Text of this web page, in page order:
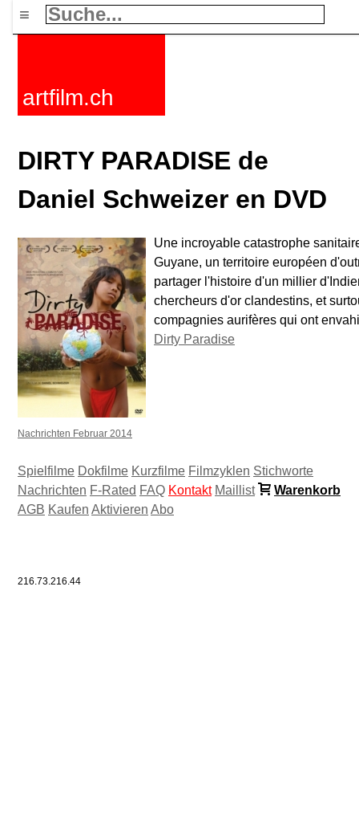
≡
artfilm.ch
DIRTY PARADISE de
Daniel Schweizer en DVD
Une incroyable catastrophe
Guyane, un territoire européen
partager l'histoire d'un millier
chercheurs d'or clandestins, et
compagnies aurifères qui ont
Dirty Paradise
Nachrichten Februar 2014
Spielfilme Dokfilme Kurzfilme Filmzyklen Stichworte
Nachrichten F-Rated FAQ Kontakt Maillist
Warenkorb
AGB Kaufen Aktivieren Abo
216.73.216.44